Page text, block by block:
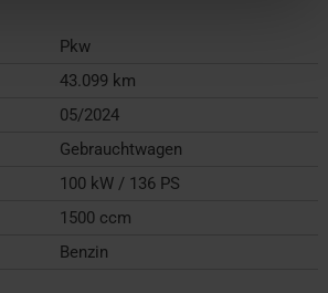
Pkw
43.099 km
05/2024
Gebrauchtwagen
100 kW / 136 PS
1500 ccm
Benzin